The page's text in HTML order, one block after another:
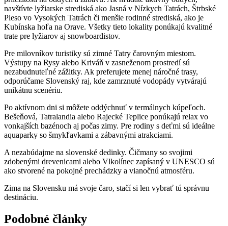
navštívte lyžiarske strediská ako Jasná v Nízkych Tatrách, Štrbské
Pleso vo Vysokých Tatrách či menšie rodinné strediská, ako je
Kubínska hoľa na Orave. Všetky tieto lokality ponúkajú kvalitné
trate pre lyžiarov aj snowboardistov.
Pre milovníkov turistiky sú zimné Tatry čarovným miestom.
Výstupy na Rysy alebo Kriváň v zasneženom prostredí sú
nezabudnuteľné zážitky. Ak preferujete menej náročné trasy,
odporúčame Slovenský raj, kde zamrznuté vodopády vytvárajú
unikátnu scenériu.
Po aktívnom dni si môžete oddýchnuť v termálnych kúpeľoch.
Bešeňová, Tatralandia alebo Rajecké Teplice ponúkajú relax vo
vonkajších bazénoch aj počas zimy. Pre rodiny s deťmi sú ideálne
aquaparky so šmykľavkami a zábavnými atrakciami.
A nezabúdajme na slovenské dedinky. Čičmany so svojimi
zdobenými drevenicami alebo Vlkolínec zapísaný v UNESCO sú
ako stvorené na pokojné prechádzky a vianočnú atmosféru.
Zima na Slovensku má svoje čaro, stačí si len vybrať tú správnu
destináciu.
Podobné články